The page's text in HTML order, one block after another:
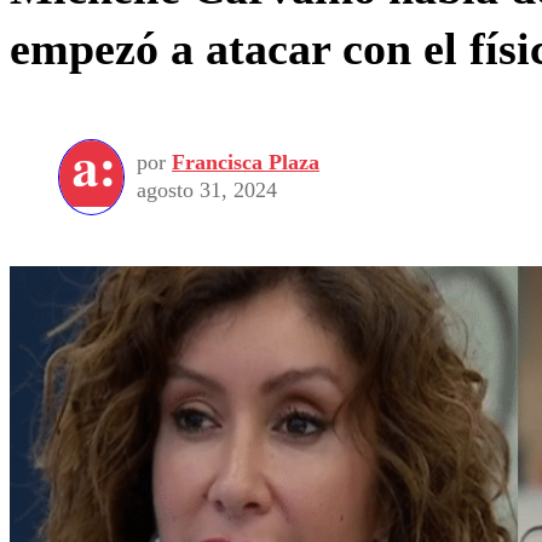
empezó a atacar con el
por Francisca Plaza
agosto 31, 2024